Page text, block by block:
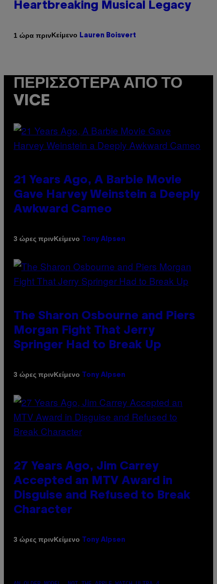
Heartbreaking Musical Legacy
1 ώρα πρινΚείμενο Lauren Boisvert
ΠΕΡΙΣΣΌΤΕΡΑ ΑΠΌ ΤΟ
VICE
21 Years Ago, A Barbie Movie
Gave Harvey Weinstein a Deeply
Awkward Cameo
3 ώρες πρινΚείμενο Tony Alpsen
The Sharon Osbourne and Piers
Morgan Fight That Jerry
Springer Had to Break Up
3 ώρες πρινΚείμενο Tony Alpsen
27 Years Ago, Jim Carrey
Accepted an MTV Award in
Disguise and Refused to Break
Character
3 ώρες πρινΚείμενο Tony Alpsen